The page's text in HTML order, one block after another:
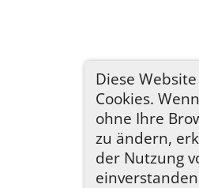
Diese
Cookies.
ohne Ihre
zu ändern,
der Nutzung